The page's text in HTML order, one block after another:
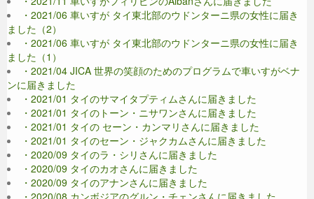
・2021/06 車いすが タイ東北部のウドンターニ県の女性に届き
ました（2）
・2021/06 車いすが タイ東北部のウドンターニ県の女性に届き
ました（1）
・2021/04 JICA 世界の笑顔のためのプログラムで車いすがベナ
ンに届きました
・2021/01 タイのサマイタプティムさんに届きました
・2021/01 タイのトーン・ニサワンさんに届きました
・2021/01 タイの セーン・カンマリさんに届きました
・2021/01 タイのセーン・ジャクカムさんに届きました
・2020/09 タイのラ・シリさんに届きました
・2020/09 タイのカオさんに届きました
・2020/09 タイのアナンさんに届きました